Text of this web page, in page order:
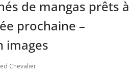
de mangas prêts à
prochaine –
images
Chevalier